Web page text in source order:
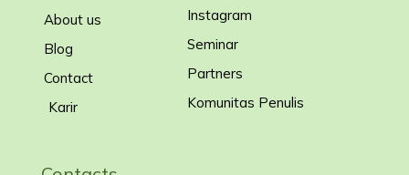
About us
Blog
Contact
Karir
Instagram
Seminar
Partners
Komunitas Penulis